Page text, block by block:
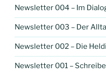
Newsletter 004 – Im
Newsletter 003 – Der
Newsletter 002 – Die
Newsletter 001 –